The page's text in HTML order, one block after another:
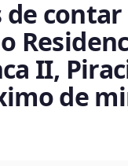
de
II,
de